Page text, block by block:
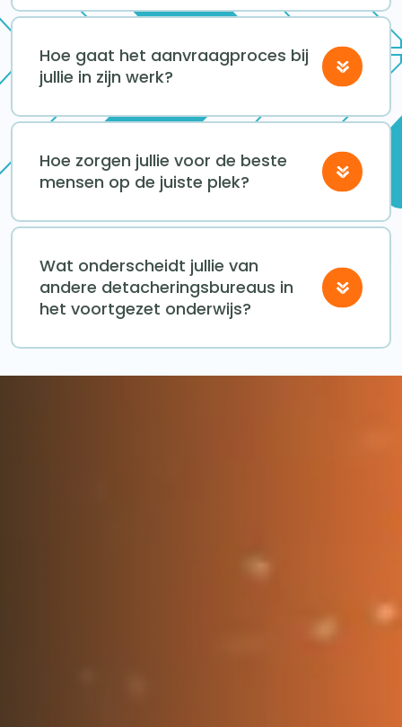
Hoe gaat het aanvraagproces bij
jullie in zijn werk?
Hoe zorgen jullie voor de beste
mensen op de juiste plek?
Wat onderscheidt jullie van
andere detacheringsbureaus in
het voortgezet onderwijs?